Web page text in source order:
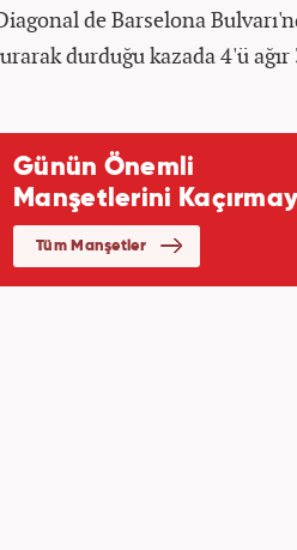
de Barselona
durduğu kazada 4'ü